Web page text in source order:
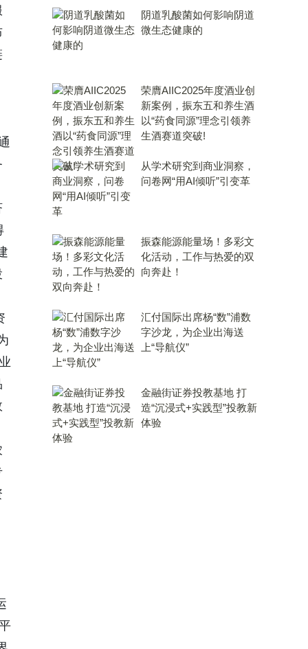
​阴道乳酸菌如何影响阴道
微生态健康的
荣膺AIIC2025年度酒业创
新案例，振东五和养生酒
以“药食同源”理念引领养
生酒赛道突破!
从学术研究到商业洞察，
问卷网“用AI倾听”引变革
振森能源能量场！多彩文
化活动，工作与热爱的双
向奔赴！
汇付国际出席杨“数”浦数
字沙龙，为企业出海送
上“导航仪”
金融街证券投教基地 打
造“沉浸式+实践型”投教新
体验